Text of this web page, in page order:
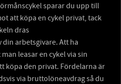
sparar du upp till
att köpa en cykel privat, tack
dras
din arbetsgivare. Att ha
leasar en cykel via sin
köpa den privat. Fördelarna är
via bruttolöneavdrag så du